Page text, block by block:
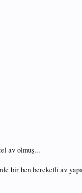
av olmuş...
bir ben bereketli av